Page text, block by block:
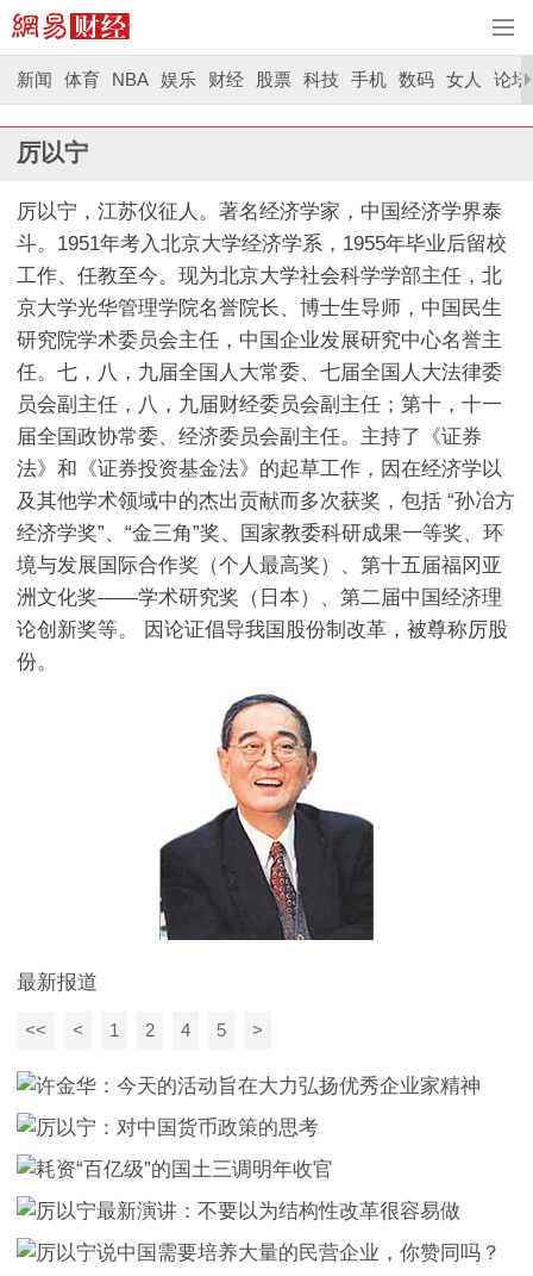
新闻 体育 NBA 娱乐 财经 股票 科技 手机 数码 女人 论坛
厉以宁
厉以宁，江苏仪征人。著名经济学家，中国经济学界泰
斗。1951年考入北京大学经济学系，1955年毕业后留校
工作、任教至今。现为北京大学社会科学学部主任，北
京大学光华管理学院名誉院长、博士生导师，中国民生
研究院学术委员会主任，中国企业发展研究中心名誉主
任。七，八，九届全国人大常委、七届全国人大法律委
员会副主任，八，九届财经委员会副主任；第十，十一
届全国政协常委、经济委员会副主任。主持了《证券
法》和《证券投资基金法》的起草工作，因在经济学以
及其他学术领域中的杰出贡献而多次获奖，包括 “孙冶方
经济学奖”、“金三角”奖、国家教委科研成果一等奖、环
境与发展国际合作奖（个人最高奖）、第十五届福冈亚
洲文化奖——学术研究奖（日本）、第二届中国经济理
论创新奖等。 因论证倡导我国股份制改革，被尊称厉股
份。
最新报道
<< < 1 2 4 5 >